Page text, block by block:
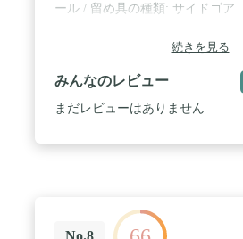
ール / 留め具の種類: サイドゴア
続きを見る
みんなのレビュー
まだレビューはありません
No.8